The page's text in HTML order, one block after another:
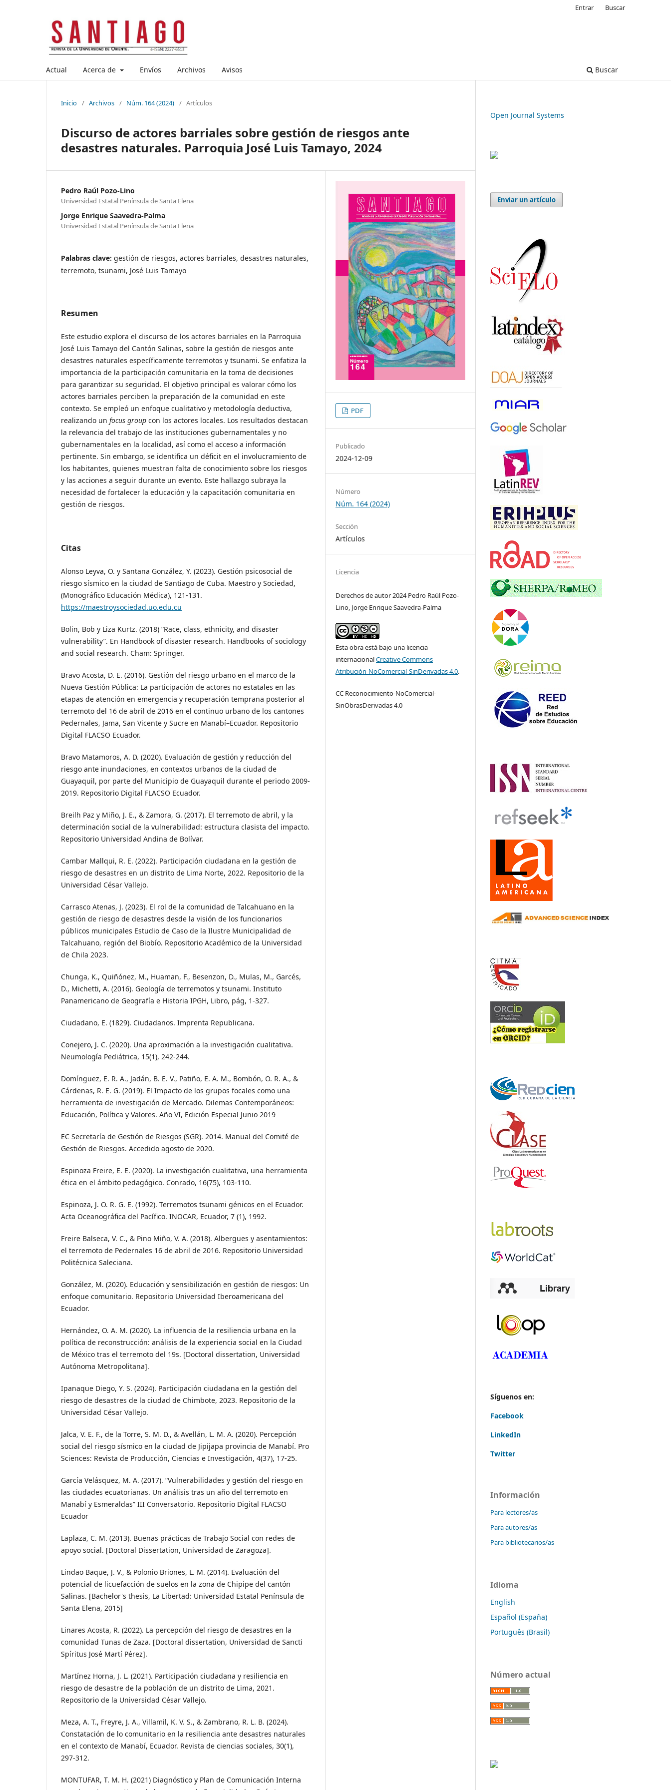
Actual Acerca de Envíos Archivos Avisos Buscar
Entrar Buscar
Inicio / Archivos / Núm. 164 (2024) / Artículos
Discurso de actores barriales sobre gestión de riesgos ante
desastres naturales. Parroquia José Luis Tamayo, 2024
Pedro Raúl Pozo-Lino
Universidad Estatal Península de Santa Elena
Jorge Enrique Saavedra-Palma
Universidad Estatal Península de Santa Elena
Palabras clave: gestión de riesgos, actores barriales, desastres naturales,
terremoto, tsunami, José Luis Tamayo
Resumen
Este estudio explora el discurso de los actores barriales en la Parroquia
José Luis Tamayo del Cantón Salinas, sobre la gestión de riesgos ante
desastres naturales específicamente terremotos y tsunami. Se enfatiza la
importancia de la participación comunitaria en la toma de decisiones
para garantizar su seguridad. El objetivo principal es valorar cómo los
actores barriales perciben la preparación de la comunidad en este
contexto. Se empleó un enfoque cualitativo y metodología deductiva,
realizando un focus group con los actores locales. Los resultados destacan
la relevancia del trabajo de las instituciones gubernamentales y no
gubernamentales en la localidad, así como el acceso a información
pertinente. Sin embargo, se identifica un déficit en el involucramiento de
los habitantes, quienes muestran falta de conocimiento sobre los riesgos
y las acciones a seguir durante un evento. Este hallazgo subraya la
necesidad de fortalecer la educación y la capacitación comunitaria en
gestión de riesgos.
Citas
Alonso Leyva, O. y Santana González, Y. (2023). Gestión psicosocial de
riesgo sísmico en la ciudad de Santiago de Cuba. Maestro y Sociedad,
(Monográfico Educación Médica), 121-131.
https://maestroysociedad.uo.edu.cu
Bolin, Bob y Liza Kurtz. (2018) “Race, class, ethnicity, and disaster
vulnerability”. En Handbook of disaster research. Handbooks of sociology
and social research. Cham: Springer.
Bravo Acosta, D. E. (2016). Gestión del riesgo urbano en el marco de la
Nueva Gestión Pública: La participación de actores no estatales en las
etapas de atención en emergencia y recuperación temprana posterior al
terremoto del 16 de abril de 2016 en el continuo urbano de los cantones
Pedernales, Jama, San Vicente y Sucre en Manabí–Ecuador. Repositorio
Digital FLACSO Ecuador.
Bravo Matamoros, A. D. (2020). Evaluación de gestión y reducción del
riesgo ante inundaciones, en contextos urbanos de la ciudad de
Guayaquil, por parte del Municipio de Guayaquil durante el periodo 2009-
2019. Repositorio Digital FLACSO Ecuador.
Breilh Paz y Miño, J. E., & Zamora, G. (2017). El terremoto de abril, y la
determinación social de la vulnerabilidad: estructura clasista del impacto.
Repositorio Universidad Andina de Bolívar.
Cambar Mallqui, R. E. (2022). Participación ciudadana en la gestión de
riesgo de desastres en un distrito de Lima Norte, 2022. Repositorio de la
Universidad César Vallejo.
Carrasco Atenas, J. (2023). El rol de la comunidad de Talcahuano en la
gestión de riesgo de desastres desde la visión de los funcionarios
públicos municipales Estudio de Caso de la Ilustre Municipalidad de
Talcahuano, región del Biobío. Repositorio Académico de la Universidad
de Chila 2023.
Chunga, K., Quiñónez, M., Huaman, F., Besenzon, D., Mulas, M., Garcés,
D., Michetti, A. (2016). Geología de terremotos y tsunami. Instituto
Panamericano de Geografía e Historia IPGH, Libro, pág, 1-327.
Ciudadano, E. (1829). Ciudadanos. Imprenta Republicana.
Conejero, J. C. (2020). Una aproximación a la investigación cualitativa.
Neumología Pediátrica, 15(1), 242-244.
Domínguez, E. R. A., Jadán, B. E. V., Patiño, E. A. M., Bombón, O. R. A., &
Cárdenas, R. E. G. (2019). El Impacto de los grupos focales como una
herramienta de investigación de Mercado. Dilemas Contemporáneos:
Educación, Política y Valores. Año VI, Edición Especial Junio 2019
EC Secretaría de Gestión de Riesgos (SGR). 2014. Manual del Comité de
Gestión de Riesgos. Accedido agosto de 2020.
Espinoza Freire, E. E. (2020). La investigación cualitativa, una herramienta
ética en el ámbito pedagógico. Conrado, 16(75), 103-110.
Espinoza, J. O. R. G. E. (1992). Terremotos tsunami génicos en el Ecuador.
Acta Oceanográfica del Pacífico. INOCAR, Ecuador, 7 (1), 1992.
Freire Balseca, V. C., & Pino Miño, V. A. (2018). Albergues y asentamientos:
el terremoto de Pedernales 16 de abril de 2016. Repositorio Universidad
Politécnica Saleciana.
González, M. (2020). Educación y sensibilización en gestión de riesgos: Un
enfoque comunitario. Repositorio Universidad Iberoamericana del
Ecuador.
Hernández, O. A. M. (2020). La influencia de la resiliencia urbana en la
política de reconstrucción: análisis de la experiencia social en la Ciudad
de México tras el terremoto del 19s. [Doctoral dissertation, Universidad
Autónoma Metropolitana].
Ipanaque Diego, Y. S. (2024). Participación ciudadana en la gestión del
riesgo de desastres de la ciudad de Chimbote, 2023. Repositorio de la
Universidad César Vallejo.
Jalca, V. E. F., de la Torre, S. M. D., & Avellán, L. M. A. (2020). Percepción
social del riesgo sísmico en la ciudad de Jipijapa provincia de Manabí. Pro
Sciences: Revista de Producción, Ciencias e Investigación, 4(37), 17-25.
García Velásquez, M. A. (2017). “Vulnerabilidades y gestión del riesgo en
las ciudades ecuatorianas. Un análisis tras un año del terremoto en
Manabí y Esmeraldas” III Conversatorio. Repositorio Digital FLACSO
Ecuador
Laplaza, C. M. (2013). Buenas prácticas de Trabajo Social con redes de
apoyo social. [Doctoral Dissertation, Universidad de Zaragoza].
Lindao Baque, J. V., & Polonio Briones, L. M. (2014). Evaluación del
potencial de licuefacción de suelos en la zona de Chipipe del cantón
Salinas. [Bachelor's thesis, La Libertad: Universidad Estatal Península de
Santa Elena, 2015]
Linares Acosta, R. (2022). La percepción del riesgo de desastres en la
comunidad Tunas de Zaza. [Doctoral dissertation, Universidad de Sancti
Spíritus José Martí Pérez].
Martínez Horna, J. L. (2021). Participación ciudadana y resiliencia en
riesgo de desastre de la población de un distrito de Lima, 2021.
Repositorio de la Universidad César Vallejo.
Meza, A. T., Freyre, J. A., Villamil, K. V. S., & Zambrano, R. L. B. (2024).
Constatación de lo comunitario en la resiliencia ante desastres naturales
en el contexto de Manabí, Ecuador. Revista de ciencias sociales, 30(1),
297-312.
MONTUFAR, T. M. H. (2021) Diagnóstico y Plan de Comunicación Interna
PDF
Publicado
2024-12-09
Número
Núm. 164 (2024)
Sección
Artículos
Licencia
Derechos de autor 2024 Pedro Raúl Pozo-
Lino, Jorge Enrique Saavedra-Palma
Esta obra está bajo una licencia
internacionalCreative Commons
Atribución-NoComercial-SinDerivadas 4.0.
CC Reconocimiento-NoComercial-
SinObrasDerivadas 4.0
Open Journal Systems
Enviar un artículo
Síguenos en:
Facebook
LinkedIn
Twitter
Información
Para lectores/as
Para autores/as
Para bibliotecarios/as
Idioma
English
Español (España)
Português (Brasil)
Número actual